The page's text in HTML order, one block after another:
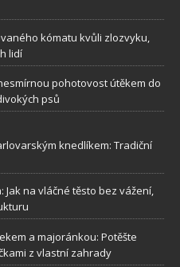
kómatu kvůli zlozvyku,
lidí
pohotovost útěkem do
psů
knedlíkem: Tradiční
na vláčné těsto bez vážení,
a majoránkou: Potěšte
z vlastní zahrady